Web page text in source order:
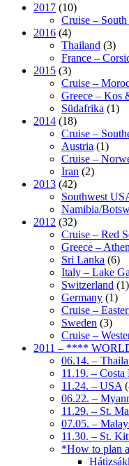
2017 (10)
Cruise –
2016 (4)
Thailand (3)
France –
2015 (3)
Cruise –
Greece – Kos
Südafrika (1)
2014 (18)
Cruise –
Austria (1)
Cruise –
Iran (2)
2013 (42)
Southwest
Namibia/
2012 (32)
Cruise – Red
Greece –
Sri Lanka (6)
Italy – Lake
Switzerland (1)
Germany (1)
Cruise –
Sweden (3)
Cruise –
2011 – ****
06.14. –
11.19. – Costa
11.24. – USA
06.22. –
11.29. – St.
07.05. –
11.30. – St.
*How to plan